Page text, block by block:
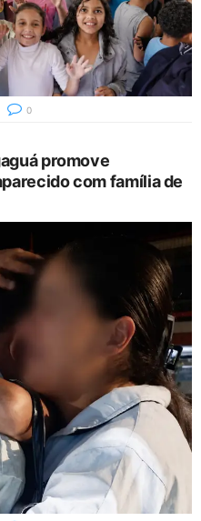
0
promove
com família de